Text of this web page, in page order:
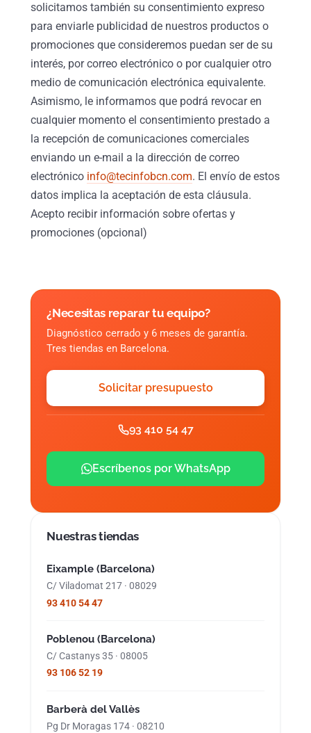
solicitamos también su consentimiento expreso
para enviarle publicidad de nuestros productos o
promociones que consideremos puedan ser de su
interés, por correo electrónico o por cualquier otro
medio de comunicación electrónica equivalente.
Asimismo, le informamos que podrá revocar en
cualquier momento el consentimiento prestado a
la recepción de comunicaciones comerciales
enviando un e-mail a la dirección de correo
electrónico info@tecinfobcn.com. El envío de estos
datos implica la aceptación de esta cláusula.
Acepto recibir información sobre ofertas y
promociones (opcional)
¿Necesitas reparar tu equipo?
Diagnóstico cerrado y 6 meses de garantía.
Tres tiendas en Barcelona.
Solicitar presupuesto
93 410 54 47
Escríbenos por WhatsApp
Nuestras tiendas
Eixample (Barcelona)
C/ Viladomat 217 · 08029
93 410 54 47
Poblenou (Barcelona)
C/ Castanys 35 · 08005
93 106 52 19
Barberà del Vallès
Pg Dr Moragas 174 · 08210